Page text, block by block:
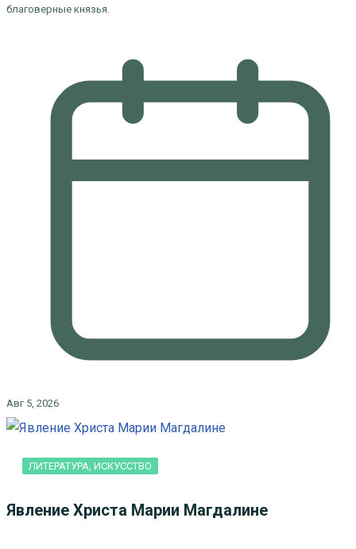
благоверные князья.
Авг 5, 2026
ЛИТЕРАТУРА, ИСКУCСТВО
Явление Христа Марии Магдалине